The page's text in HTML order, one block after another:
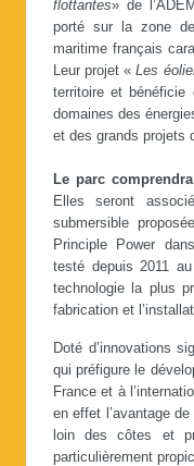
flottantes» de
porté sur la zone
maritime français
Leur projet « Les
territoire et bénéficie
domaines des
et des grands projets
Le parc
Elles seront
submersible
Principle Power
testé depuis 2011
technologie la plus
fabrication et
Doté d’innovations
qui préfigure le
France et à
en effet l’avantage
loin des côtes et
particulièrement